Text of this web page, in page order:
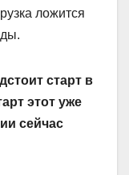
ложится
старт в
этот уже
сейчас